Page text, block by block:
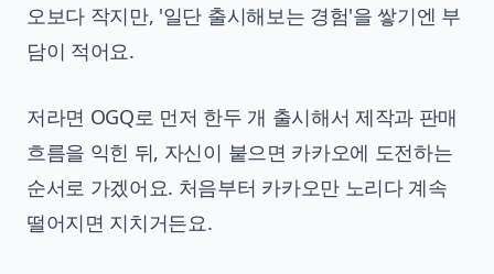
오보다 작지만, '일단 출시해보는 경험'을 쌓기엔 부
담이 적어요.
저라면 OGQ로 먼저 한두 개 출시해서 제작과 판매
흐름을 익힌 뒤, 자신이 붙으면 카카오에 도전하는
순서로 가겠어요. 처음부터 카카오만 노리다 계속
떨어지면 지치거든요.